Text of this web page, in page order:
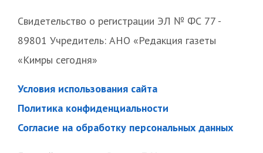
Свидетельство о регистрации ЭЛ № ФС 77 -
89801 Учредитель: АНО «Редакция газеты
«Кимры сегодня»
Условия использования сайта
Политика конфиденциальности
Согласие на обработку персональных данных